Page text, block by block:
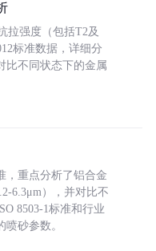
拉强度（包括T2及
标准数据，详细分
比不同状态下的金属
，重点分析了铝合金
6.3μm），并对比不
8503-1标准和行业
砂参数。